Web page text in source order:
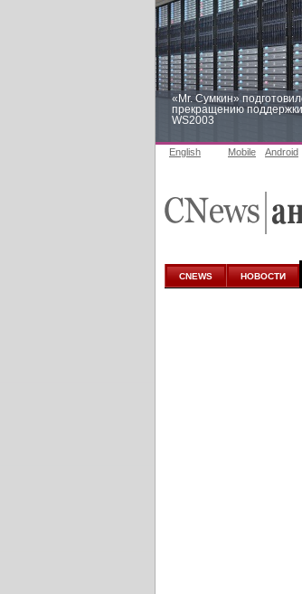
«Mr. Сумкин»
прекращению поддержки
WS2003
аналитике
English Mobile Android
CNEWS НОВОСТИ